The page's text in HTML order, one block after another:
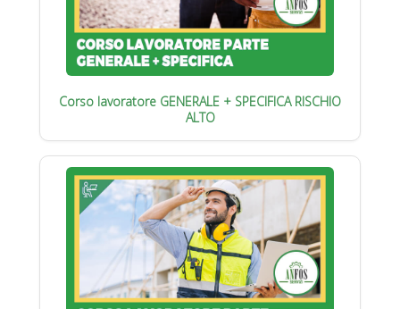
Corso lavoratore GENERALE + SPECIFICA RISCHIO
ALTO